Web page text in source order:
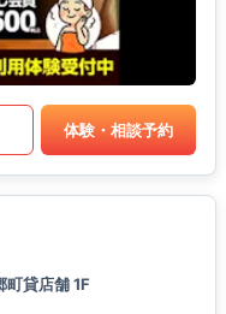
体験・相談予約
貸店舗 1F